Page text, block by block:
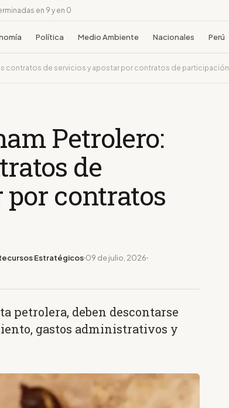
en 9 y en 0
Política Medio Ambiente Nacionales Perú
contratos de servicios y apostar por contratos de participación
Petrolero:
de
por contratos
Estratégicos 09 de julio, 2026
petrolera, deben descontarse
gastos administrativos y